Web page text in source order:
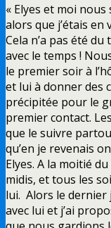
« Elyes et moi
alors que j’étais en
Cela n’a pas été
avec le temps !
le premier soir à
et lui à donner des
précipitée pour le
premier contact.
que le suivre
qu’en je revenais
Elyes. A la moitié
midis, et tous les
lui. Alors le
avec lui et j’ai